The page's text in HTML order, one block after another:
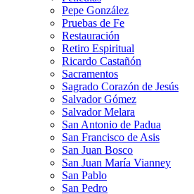
Pepe González
Pruebas de Fe
Restauración
Retiro Espiritual
Ricardo Castañón
Sacramentos
Sagrado Corazón de Jesús
Salvador Gómez
Salvador Melara
San Antonio de Padua
San Francisco de Asis
San Juan Bosco
San Juan María Vianney
San Pablo
San Pedro